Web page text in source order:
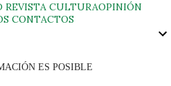
REVISTA CULTURAOPINIÓN
CONTACTOS
ES POSIBLE